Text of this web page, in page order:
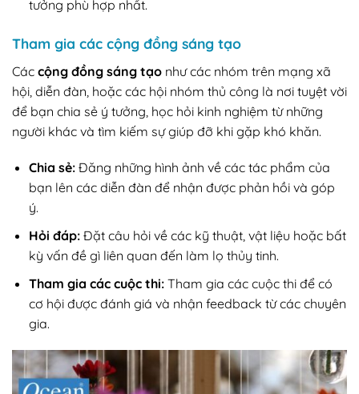
tưởng phù hợp nhất.
Tham gia các cộng đồng sáng tạo
Các cộng đồng sáng tạo như các nhóm trên mạng xã
hội, diễn đàn, hoặc các hội nhóm thủ công là nơi tuyệt vời
để bạn chia sẻ ý tưởng, học hỏi kinh nghiệm từ những
người khác và tìm kiếm sự giúp đỡ khi gặp khó khăn.
Chia sẻ:Đăng những hình ảnh về các tác phẩm của
bạn lên các diễn đàn để nhận được phản hồi và góp
ý.
Hỏi đáp:Đặt câu hỏi về các kỹ thuật, vật liệu hoặc bất
kỳ vấn đề gì liên quan đến làm lọ thủy tinh.
Tham gia các cuộc thi:Tham gia các cuộc thi để có
cơ hội được đánh giá và nhận feedback từ các chuyên
gia.